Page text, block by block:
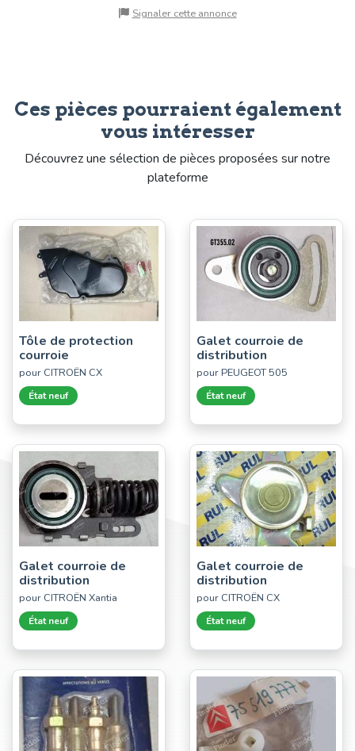
Signaler cette annonce
Ces pièces pourraient également
vous intéresser
Découvrez une sélection de pièces proposées sur notre
plateforme
Tôle de protection
courroie
pour CITROËN CX
État neuf
Galet courroie de
distribution
pour PEUGEOT 505
État neuf
Galet courroie de
distribution
pour CITROËN Xantia
État neuf
Galet courroie de
distribution
pour CITROËN CX
État neuf